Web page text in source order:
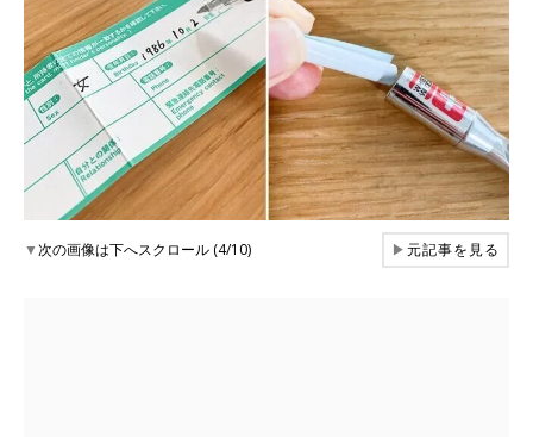
▼次の画像は下へスクロール (4/10) ▶元記事を見る